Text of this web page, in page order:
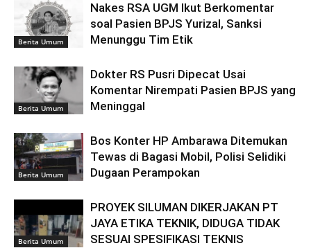
Berita Umum
Nakes RSA UGM Ikut Berkomentar
soal Pasien BPJS Yurizal, Sanksi
Menunggu Tim Etik
Berita Umum
Dokter RS Pusri Dipecat Usai
Komentar Nirempati Pasien BPJS yang
Meninggal
Berita Umum
Bos Konter HP Ambarawa Ditemukan
Tewas di Bagasi Mobil, Polisi Selidiki
Dugaan Perampokan
Berita Umum
PROYEK SILUMAN DIKERJAKAN PT
JAYA ETIKA TEKNIK, DIDUGA TIDAK
SESUAI SPESIFIKASI TEKNIS